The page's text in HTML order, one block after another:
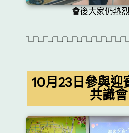
會後大家仍熱
10月23日參與迎
共識會